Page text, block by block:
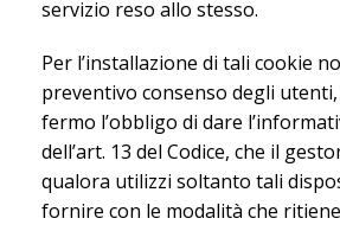
servizio reso allo stesso.
Per l’installazione di tali cookie
preventivo consenso degli
fermo l’obbligo di dare
dell’art. 13 del Codice, che il
qualora utilizzi soltanto tali
fornire con le modalità che